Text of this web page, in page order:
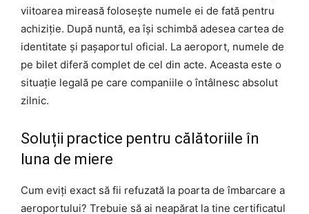
viitoarea mireasă folosește numele ei de fată pentru
achiziție. După nuntă, ea își schimbă adesea cartea de
identitate și pașaportul oficial. La aeroport, numele de
pe bilet diferă complet de cel din acte. Aceasta este o
situație legală pe care companiile o întâlnesc absolut
zilnic.
Soluții practice pentru călătoriile în
luna de miere
Cum eviți exact să fii refuzată la poarta de îmbarcare a
aeroportului? Trebuie să ai neapărat la tine certificatul